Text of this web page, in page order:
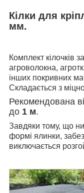
Кілки для
мм.
Комплект кілочків
агроволокна,
інших покривних
Складається з
Рекомендована
до 1 м.
Завдяки тому, що
формі ялинки,
виключається